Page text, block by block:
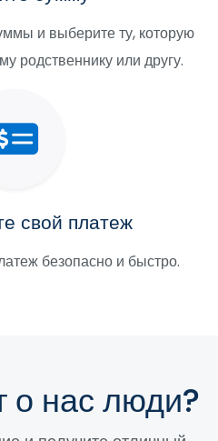
и выберите ту, которую
родственнику или другу.
свой платеж
безопасно и быстро.
о нас люди?